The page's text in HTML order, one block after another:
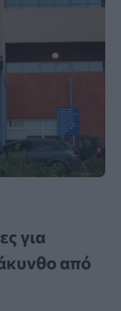
για
από